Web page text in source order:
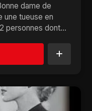
dame de
une tueuse en
personnes dont